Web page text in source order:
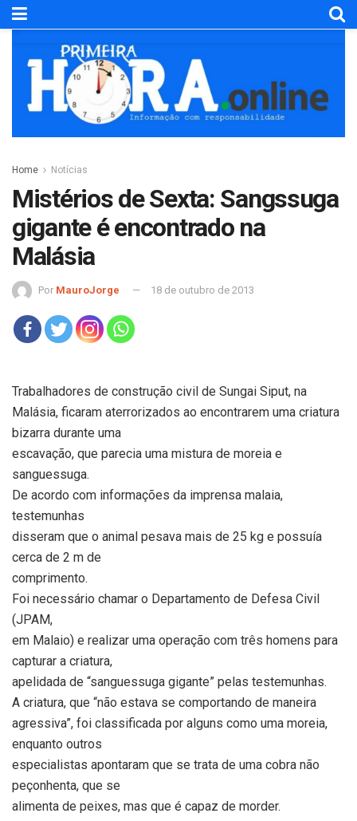
Home Notícias
Mistérios de Sexta: Sangssuga
gigante é encontrado na
Malásia
Por MauroJorge 18 de outubro de 2013
Trabalhadores de construção civil de Sungai Siput, na
Malásia, ficaram aterrorizados ao encontrarem uma criatura
bizarra durante uma
escavação, que parecia uma mistura de moreia e
sanguessuga.
De acordo com informações da imprensa malaia,
testemunhas
disseram que o animal pesava mais de 25 kg e possuía
cerca de 2 m de
comprimento.
Foi necessário chamar o Departamento de Defesa Civil
(JPAM,
em Malaio) e realizar uma operação com três homens para
capturar a criatura,
apelidada de “sanguessuga gigante” pelas testemunhas.
A criatura, que “não estava se comportando de maneira
agressiva”, foi classificada por alguns como uma moreia,
enquanto outros
especialistas apontaram que se trata de uma cobra não
peçonhenta, que se
alimenta de peixes, mas que é capaz de morder.